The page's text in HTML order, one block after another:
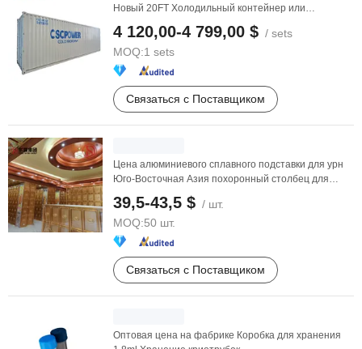
Новый 20FT Холодильный контейнер или
4 120,00-4 799,00 $ / sets
MOQ:1 sets
Связаться с Поставщиком
Цена алюминиевого сплавного подставки для урн
Юго-Восточная Азия похоронный столбец для
39,5-43,5 $ / шт.
MOQ:50 шт.
Связаться с Поставщиком
Оптовая цена на фабрике Коробка для хранения